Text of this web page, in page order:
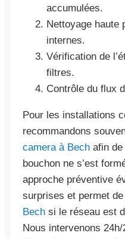
accumulées.
Nettoyage haute
internes.
Vérification de
filtres.
Contrôle du flux
Pour les installations
recommandons
camera à Bech afin de
bouchon ne s’est
approche préventive
surprises et permet
Bech si le réseau est
Nous intervenons